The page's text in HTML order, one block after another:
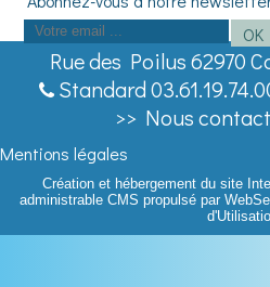
OK
Rue des Poilus 62970
Standard
>> Nous
Mentions légales
Création et hébergement du site
administrable CMS propulsé par